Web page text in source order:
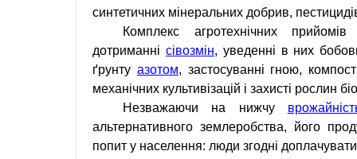
синтетичних мінеральних добрив,
Комплекс
агротехнічних
прийомів
дотриманні сівозмін, уведенні в них
ґрунтуазотом, застосуванні гною,
механічних культивізацій і захисті рослин
Незважаючи
на нижчу
альтернативного землеробства, його
попиту населення: людизгодні доплачувати